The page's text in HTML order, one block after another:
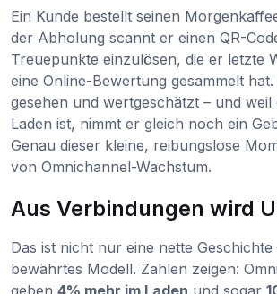
Ein Kunde bestellt seinen
der Abholung scannt er einen QR-
Treuepunkte einzulösen, die er letzte
eine Online-Bewertung gesammelt
gesehen und wertgeschätzt – und
Laden ist, nimmt er gleich noch ein
Genau dieser kleine, reibungslose
von Omnichannel-Wachstum.
Aus Verbindungen wird
Das ist nicht nur eine nette Geschichte
bewährtes Modell. Zahlen zeigen: